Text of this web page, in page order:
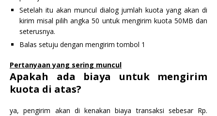
Setelah itu akan muncul dialog jumlah kuota yang akan di
kirim misal pilih angka 50 untuk mengirim kuota 50MB dan
seterusnya.
Balas setuju dengan mengirim tombol 1
Pertanyaan yang sering muncul
Apakah ada biaya untuk mengirim
kuota di atas?
ya, pengirim akan di kenakan biaya transaksi sebesar Rp.